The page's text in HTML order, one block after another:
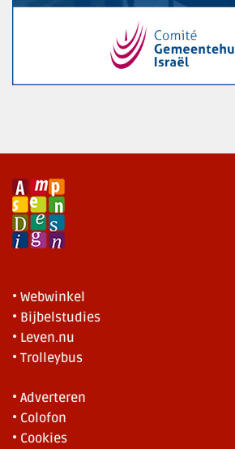
• Webwinkel
• Bijbelstudies
• Leven.nu
• Trolleybus
• Adverteren
• Colofon
• Cookies